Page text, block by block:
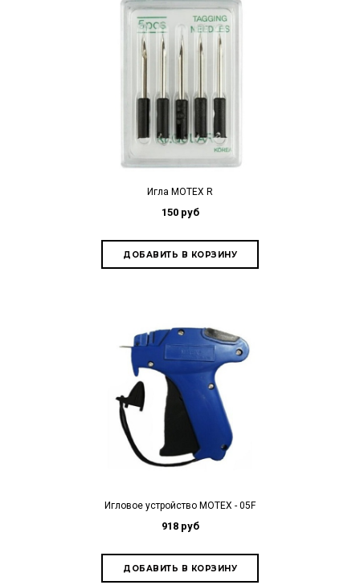
Игла MOTEX R
150 руб
Игловое устройство MOTEX - 05F
918 руб